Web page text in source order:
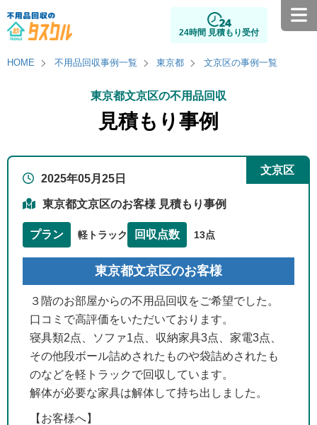
24時間 見積もり受付
HOME 不用品回収事例一覧 東京都 文京区の事例一覧
東京都文京区の不用品回収
見積もり事例
文京区
2025年05月25日
東京都文京区のお客様 見積もり事例
プラン 軽トラック 回収点数 13点
東京都文京区のお客様
３階のお部屋からの不用品回収をご希望でした。
口コミで高評価をいただいております。
寝具類2点、ソファ1点、収納家具3点、家電3点、
その他段ボール詰めされたものや袋詰めされたも
のなどを軽トラックで回収しています。
解体が必要な家具は解体して持ち出しました。
【お客様へ】